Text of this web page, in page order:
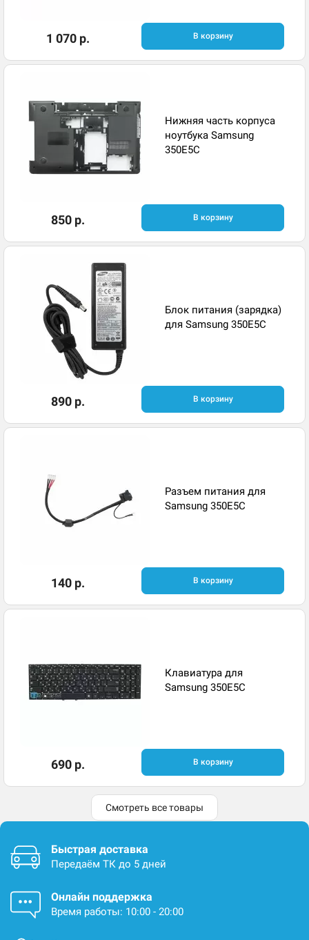
1 070 р. В корзину
Нижняя часть корпуса
ноутбука Samsung
350E5C
850 р. В корзину
Блок питания (зарядка)
для Samsung 350E5C
890 р. В корзину
Разъем питания для
Samsung 350E5C
140 р. В корзину
Клавиатура для
Samsung 350E5C
690 р. В корзину
Смотреть все товары
Быстрая доставка
Передаём ТК до 5 дней
Онлайн поддержка
Время работы: 10:00 - 20:00